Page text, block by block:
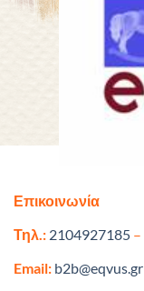
Επικοινωνία
Τηλ.: 2104927185 –
Email: b2b@eqvus.gr